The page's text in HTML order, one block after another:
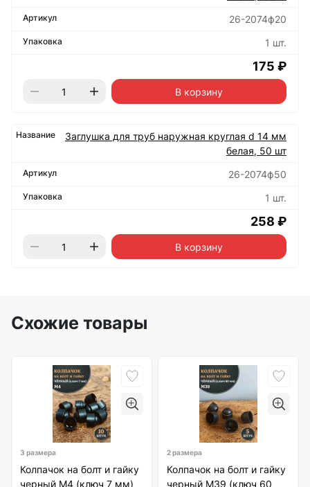
26-2074ф20
1 шт.
175 ₽
В корзину
Заглушка для труб наружная круглая d 14 мм
белая, 50 шт
26-2074ф50
1 шт.
258 ₽
В корзину
Схожие товары
3 размера
Колпачок на болт и гайку
черный M4 (ключ 7 мм)
2 размера
Колпачок на болт и гайку
черный M39 (ключ 60